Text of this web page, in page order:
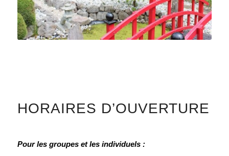
HORAIRES D’OUVERTURE
Pour les groupes etles individuels :